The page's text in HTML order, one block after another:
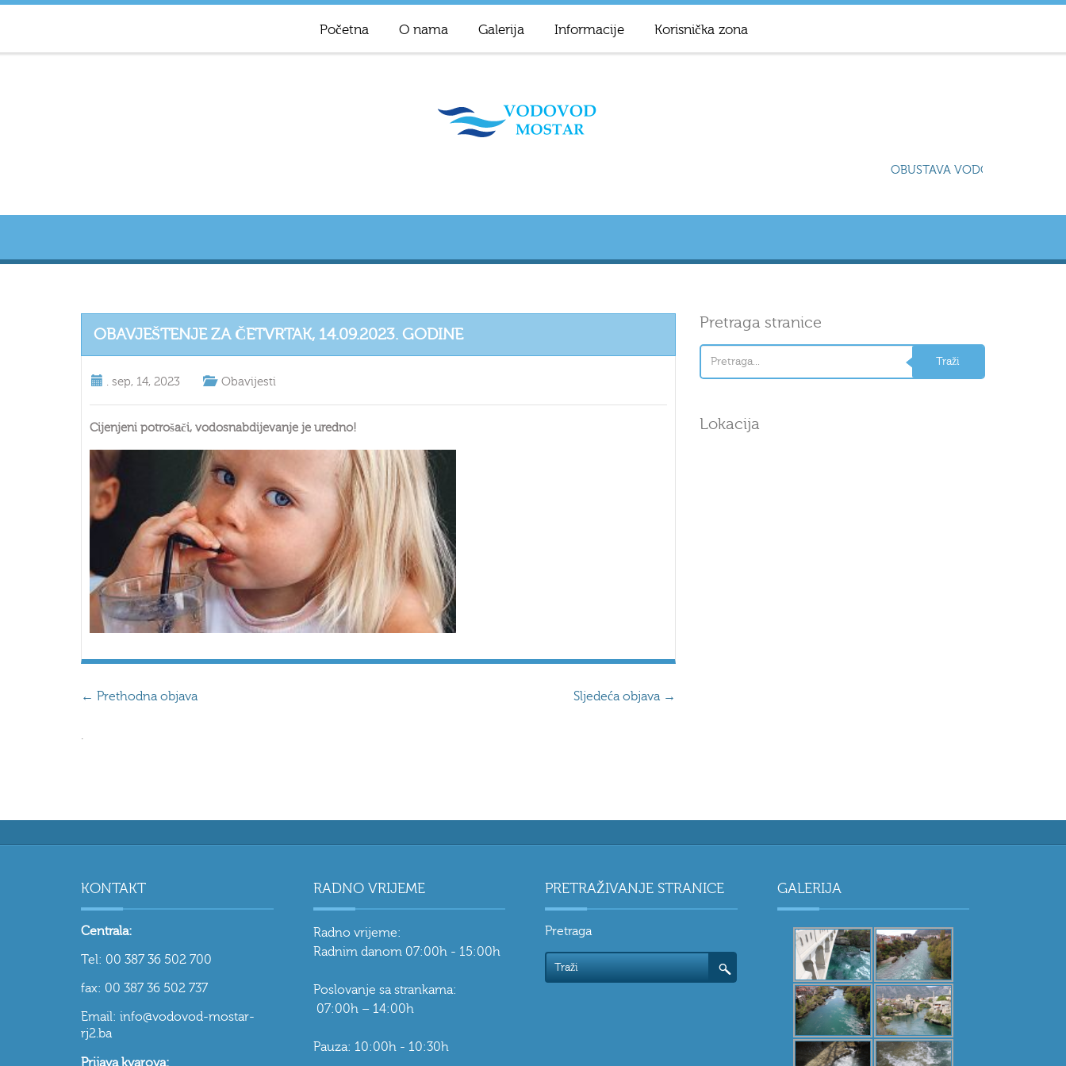
Početna O nama Galerija Informacije Korisnička zona
OBUSTAVA
OBAVJEŠTENJE ZA ČETVRTAK, 14.09.2023. GODINE
. sep, 14, 2023 Obavijesti
Cijenjeni potrošači, vodosnabdijevanje je uredno!
← Prethodna objava Sljedeća objava →
.
Pretraga stranice
Lokacija
KONTAKT
Centrala:
Tel: 00 387 36 502 700
fax: 00 387 36 502 737
Email: info@vodovod-mostar-
rj2.ba
Prijava kvarova:
RADNO VRIJEME
Radno vrijeme:
Radnim danom 07:00h - 15:00h
Poslovanje sa strankama:
07:00h – 14:00h
Pauza: 10:00h - 10:30h
PRETRAŽIVANJE STRANICE
Pretraga
GALERIJA